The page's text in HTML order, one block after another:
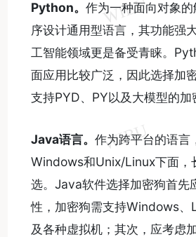
Python。 作为一种面向对象
序设计通用型语言，其功能强
工智能领域更是备受青睐。
面应用比较广泛，因此选择加
支持PYD、PY以及大模型的加
Java语言。 作为跨平台的语言
Windows和Unix/Linux下面，
选。Java软件选择加密狗首先
性，加密狗需支持Windows、
及各种虚拟机；其次，应考虑